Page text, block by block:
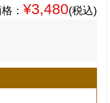
： ¥3,480(税込)